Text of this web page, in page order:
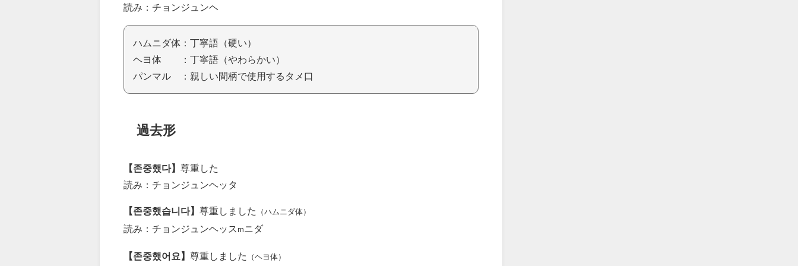
読み：チョンジュンヘ
ハムニダ体：丁寧語（硬い）
ヘヨ体 ：丁寧語（やわらかい）
パンマル ：親しい間柄で使用するタメ口
過去形
【존중했다】 尊重した
読み：チョンジュンヘッタ
【존중했습니다】 尊重しました （ハムニダ体）
読み：チョンジュンヘッスmニダ
【존중했어요】 尊重しました （ヘヨ体）